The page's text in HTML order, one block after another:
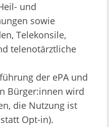
und
sowie
Telekonsile,
telenotärztliche
der ePA und
Bürger:innen wird
die Nutzung ist
Opt-in).